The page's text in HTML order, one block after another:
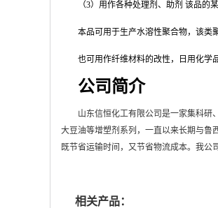
（3）用作各种处理剂、助剂 该品
本品可用于生产水溶性聚合物，该类
也可用作纤维材料的改性，日用化学
公司简介
山东信恒化工有限公司是一家集科研
大豆油等增塑剂系列，一直以来长期与鲁
既节省运输时间，又节省物流成本。我公
相关产品：